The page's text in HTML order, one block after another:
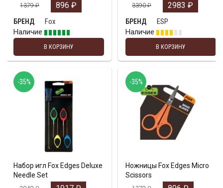
1379₽ 896 ₽
БРЕНД
Fox
Наличие
В КОРЗИНУ
3390₽ 2983 ₽
БРЕНД
ESP
Наличие
В КОРЗИНУ
Набор игл Fox Edges Deluxe
Needle Set
-35%
Ножницы Fox Edges Micro
Scissors
-35%